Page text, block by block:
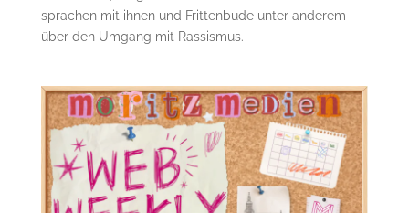
sprachen mit ihnen und Frittenbude unter anderem
über den Umgang mit Rassismus.